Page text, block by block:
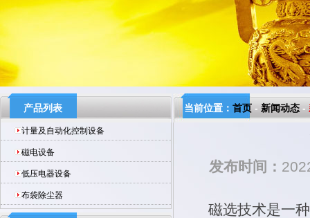
产品列表
计量及自动化控制设备
磁电设备
低压电器设备
布袋除尘器
当前位置： 首页 - 新闻动态 -
发布时间：
磁选技术是一种